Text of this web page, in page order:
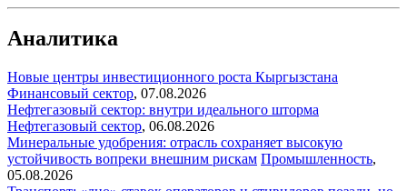
Аналитика
Новые центры инвестиционного роста Кыргызстана
Финансовый сектор, 07.08.2026
Нефтегазовый сектор: внутри идеального шторма
Нефтегазовый сектор, 06.08.2026
Минеральные удобрения: отрасль сохраняет высокую
устойчивость вопреки внешним рискам Промышленность,
05.08.2026